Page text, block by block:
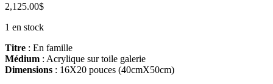
2,125.00$
1 en stock
Titre : En famille
Médium : Acrylique sur toile galerie
Dimensions : 16X20 pouces (40cmX50cm)